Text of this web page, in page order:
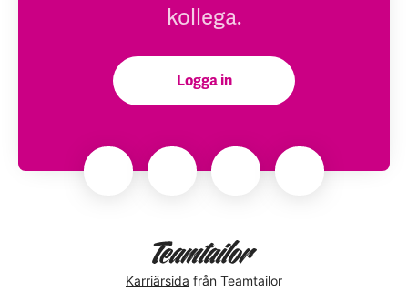
kollega.
Logga in
Karriärsida från Teamtailor